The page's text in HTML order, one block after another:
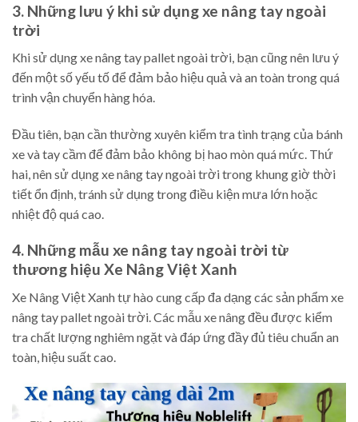
3. Những lưu ý khi sử dụng xe nâng tay ngoài
trời
Khi sử dụng xe nâng tay pallet ngoài trời, bạn cũng nên lưu ý
đến một số yếu tố để đảm bảo hiệu quả và an toàn trong quá
trình vận chuyển hàng hóa.
Đầu tiên, bạn cần thường xuyên kiểm tra tình trạng của bánh
xe và tay cầm để đảm bảo không bị hao mòn quá mức. Thứ
hai, nên sử dụng xe nâng tay ngoài trời trong khung giờ thời
tiết ổn định, tránh sử dụng trong điều kiện mưa lớn hoặc
nhiệt độ quá cao.
4. Những mẫu xe nâng tay ngoài trời từ
thương hiệu Xe Nâng Việt Xanh
Xe Nâng Việt Xanh tự hào cung cấp đa dạng các sản phẩm xe
nâng tay pallet ngoài trời. Các mẫu xe nâng đều được kiểm
tra chất lượng nghiêm ngặt và đáp ứng đầy đủ tiêu chuẩn an
toàn, hiệu suất cao.